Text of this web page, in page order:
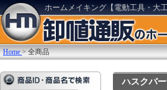
ホームメイキング【電動工具・大
Home >全商品
ハスクバ